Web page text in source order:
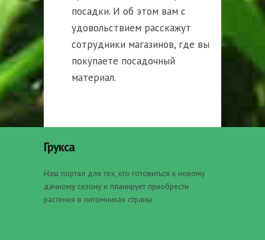
посадки. И об этом вам с
удовольствием расскажут
сотрудники магазинов, где вы
покупаете посадочный
материал.
Грукса
Наш портал для тех, кто готовиться к новому
дачному сезону и планирует приобрести
растения в питомниках страны